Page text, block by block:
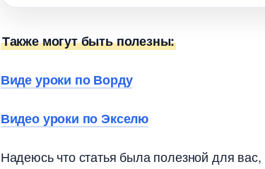
Также могут быть полезны:
иде уроки по Ворду
идео уроки по Экселю
Надеюсь что статья была полезной для